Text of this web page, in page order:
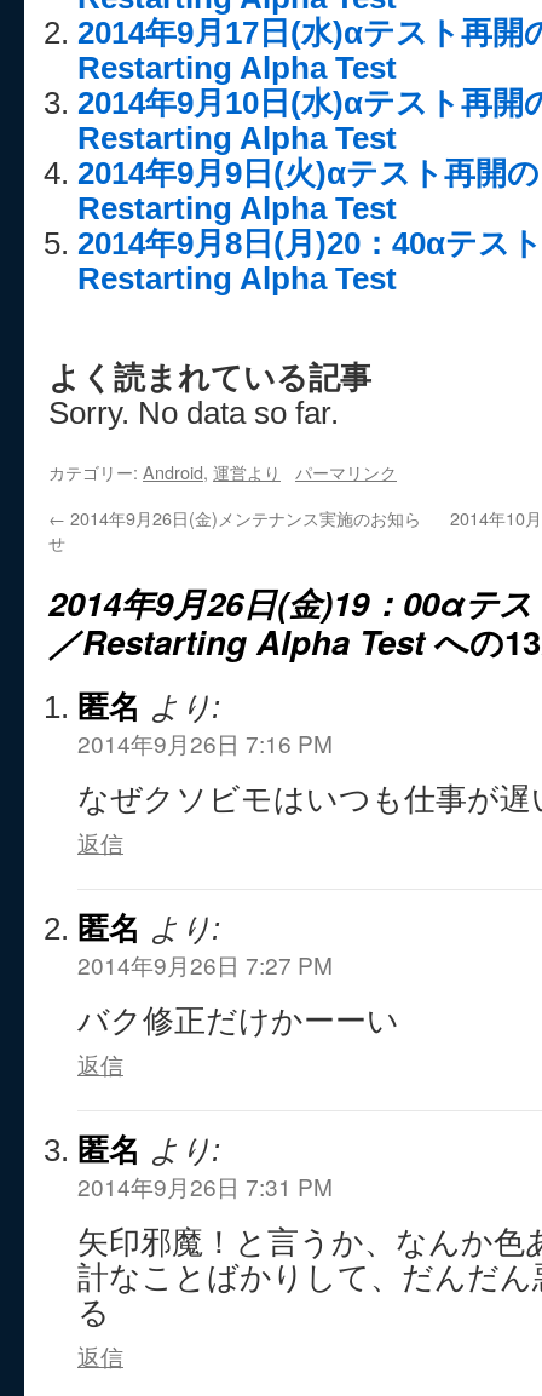
2014年9月17日(水)αテスト再開
Restarting Alpha Test
2014年9月10日(水)αテスト再開
Restarting Alpha Test
2014年9月9日(火)αテスト再開
Restarting Alpha Test
2014年9月8日(月)20：40αテス
Restarting Alpha Test
よく読まれている記事
Sorry. No data so far.
カテゴリー: Android, 運営より
パーマリンク
← 2014年9月26日(金)メンテナンス実施のお知ら
せ
2014年10
2014年9月26日(金)19：00αテ
／Restarting Alpha Testへの
匿名 より:
2014年9月26日 7:16 PM
なぜクソビモはいつも仕事が遅
返信
匿名 より:
2014年9月26日 7:27 PM
バク修正だけかーーい
返信
匿名 より:
2014年9月26日 7:31 PM
矢印邪魔！と言うか、なんか色
計なことばかりして、だんだ
る
返信